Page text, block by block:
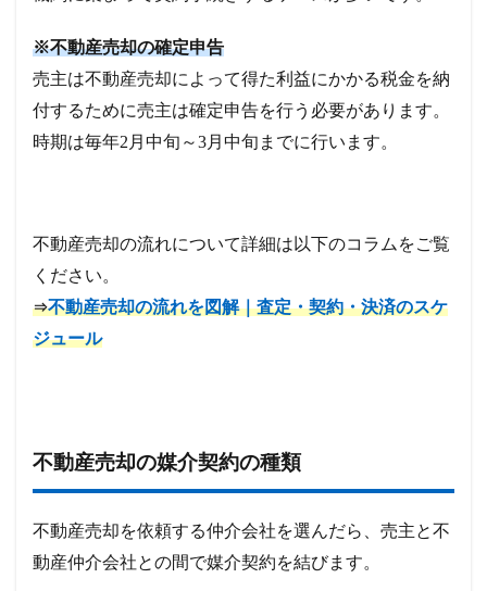
※不動産売却の確定申告
売主は不動産売却によって得た利益にかかる税金を納
付するために売主は確定申告を行う必要があります。
時期は毎年2月中旬～3月中旬までに行います。
不動産売却の流れについて詳細は以下のコラムをご覧
ください。
⇒不動産売却の流れを図解｜査定・契約・決済のスケ
ジュール
不動産売却の媒介契約の種類
不動産売却を依頼する仲介会社を選んだら、売主と不
動産仲介会社との間で媒介契約を結びます。